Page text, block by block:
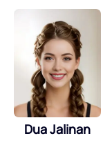
Dua Jalinan